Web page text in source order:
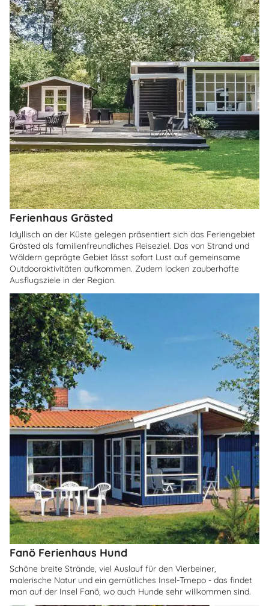
Ferienhaus Grästed
Idyllisch an der Küste gelegen präsentiert sich das Feriengebiet
Grästed als familienfreundliches Reiseziel. Das von Strand und
Wäldern geprägte Gebiet lässt sofort Lust auf gemeinsame
Outdooraktivitäten aufkommen. Zudem locken zauberhafte
Ausflugsziele in der Region.
Fanö Ferienhaus Hund
Schöne breite Strände, viel Auslauf für den Vierbeiner,
malerische Natur und ein gemütliches Insel-Tmepo - das findet
man auf der Insel Fanö, wo auch Hunde sehr willkommen sind.
ÜberFanö